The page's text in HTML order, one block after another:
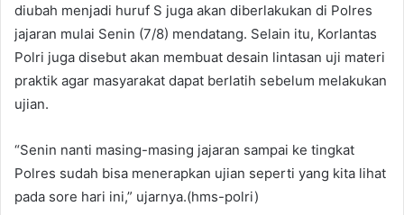
diubah menjadi huruf S juga akan diberlakukan di Polres
jajaran mulai Senin (7/8) mendatang. Selain itu, Korlantas
Polri juga disebut akan membuat desain lintasan uji materi
praktik agar masyarakat dapat berlatih sebelum melakukan
ujian.
“Senin nanti masing-masing jajaran sampai ke tingkat
Polres sudah bisa menerapkan ujian seperti yang kita lihat
pada sore hari ini,” ujarnya.(hms-polri)